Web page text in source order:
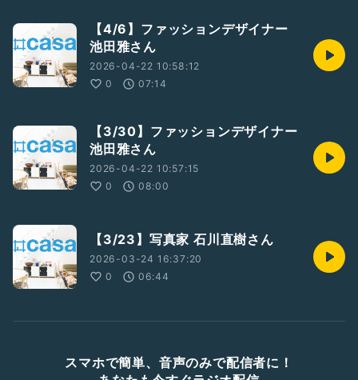
【4/6】ファッションデザイナー
池田雅さん
2026-04-22 10:58:12
0
07:14
【3/30】ファッションデザイナー
池田雅さん
2026-04-22 10:57:15
0
08:00
【3/23】写真家 石川直樹さん
2026-03-24 16:37:20
0
06:44
スマホで簡単、音声のみで配信者に！